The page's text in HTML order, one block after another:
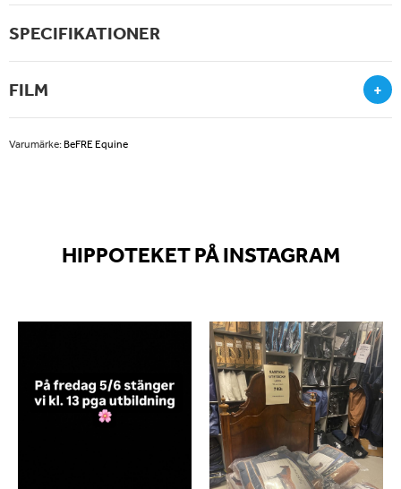
SPECIFIKATIONER
FILM +
Varumärke:BeFRE Equine
HIPPOTEKET PÅ INSTAGRAM